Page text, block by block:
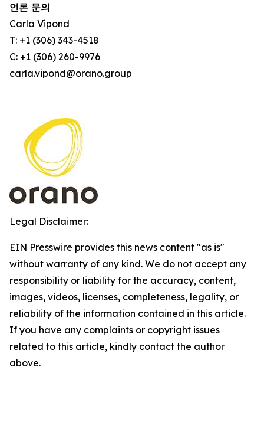
언론 문의
Carla Vipond
T: +1 (306) 343-4518
C: +1 (306) 260-9976
carla.vipond@orano.group
Legal Disclaimer:
EIN Presswire provides this news content "as is"
without warranty of any kind. We do not accept any
responsibility or liability for the accuracy, content,
images, videos, licenses, completeness, legality, or
reliability of the information contained in this article.
If you have any complaints or copyright issues
related to this article, kindly contact the author
above.